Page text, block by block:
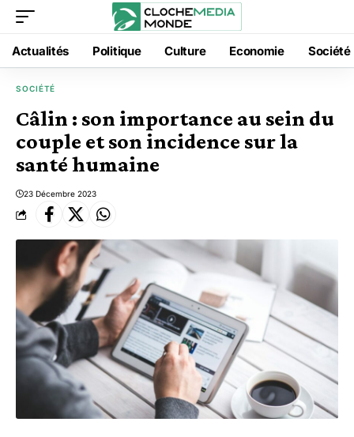
Actualités Politique Culture Economie Société
SOCIÉTÉ
Câlin : son importance au sein du
couple et son incidence sur la
santé humaine
23 Décembre 2023